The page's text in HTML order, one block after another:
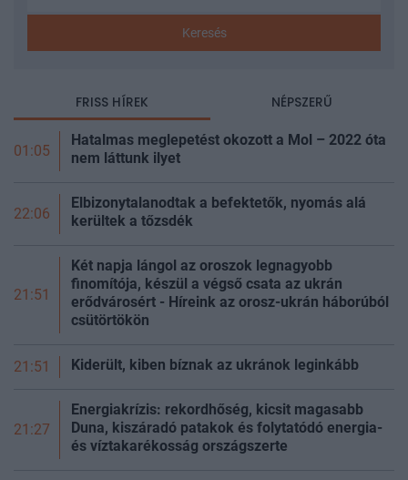
Keresés
FRISS HÍREK NÉPSZERŰ
01:05
Hatalmas meglepetést okozott a Mol – 2022 óta
nem láttunk ilyet
22:06
Elbizonytalanodtak a befektetők, nyomás alá
kerültek a tőzsdék
21:51
Két napja lángol az oroszok legnagyobb
finomítója, készül a végső csata az ukrán
erődvárosért - Híreink az orosz-ukrán háborúból
csütörtökön
21:51 Kiderült, kiben bíznak az ukránok leginkább
21:27
Energiakrízis: rekordhőség, kicsit magasabb
Duna, kiszáradó patakok és folytatódó energia-
és víztakarékosság országszerte